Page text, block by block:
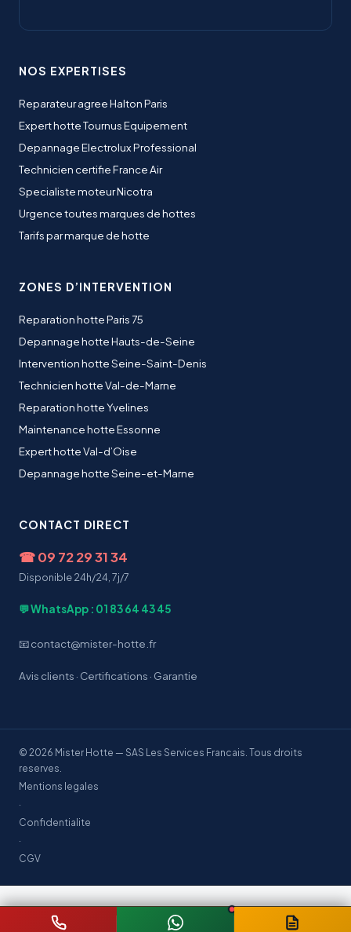
NOS EXPERTISES
Reparateur agree Halton Paris
Expert hotte Tournus Equipement
Depannage Electrolux Professional
Technicien certifie France Air
Specialiste moteur Nicotra
Urgence toutes marques de hottes
Tarifs par marque de hotte
ZONES D’INTERVENTION
Reparation hotte Paris 75
Depannage hotte Hauts-de-Seine
Intervention hotte Seine-Saint-Denis
Technicien hotte Val-de-Marne
Reparation hotte Yvelines
Maintenance hotte Essonne
Expert hotte Val-d’Oise
Depannage hotte Seine-et-Marne
CONTACT DIRECT
☎09 72 29 31 34
Disponible 24h/24, 7j/7
💬 WhatsApp : 01 83 64 43 45
📧 contact@mister-hotte.fr
Avis clients · Certifications · Garantie
© 2026 Mister Hotte — SAS Les Services Francais. Tous droits
reserves.
Mentions legales
·
Confidentialite
·
CGV